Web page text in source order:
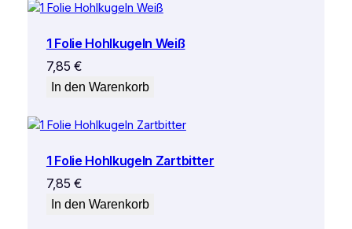
1 Folie Hohlkugeln Weiß
7,85 €
In den Warenkorb
1 Folie Hohlkugeln Zartbitter
7,85 €
In den Warenkorb